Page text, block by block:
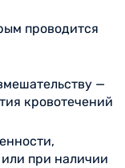
проводится
—
кровотечений
при наличии